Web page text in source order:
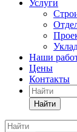
Услуги
Наши
Цены
Контакты
Найти